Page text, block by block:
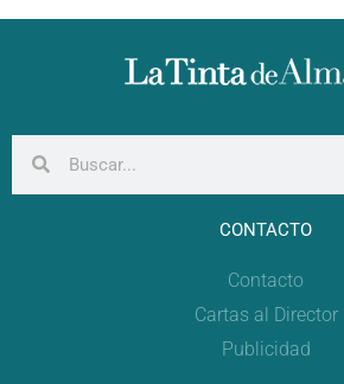
CONTACTO
Contacto
Cartas al Director
Publicidad